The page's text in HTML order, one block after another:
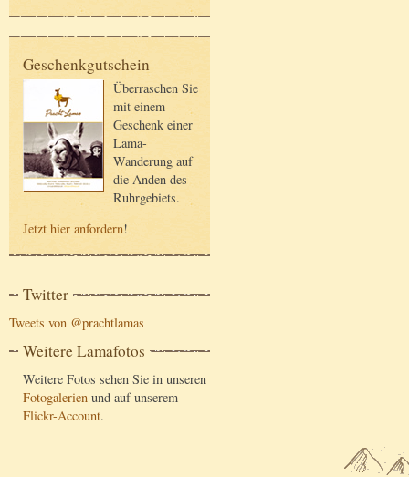
Geschenkgutschein
Überraschen Sie
mit einem
Geschenk einer
Lama-
Wanderung auf
die Anden des
Ruhrgebiets.
Jetzt hier anfordern!
Twitter
Tweets von @prachtlamas
Weitere Lamafotos
Weitere Fotos sehen Sie in unseren
Fotogalerien und auf unserem
Flickr-Account.